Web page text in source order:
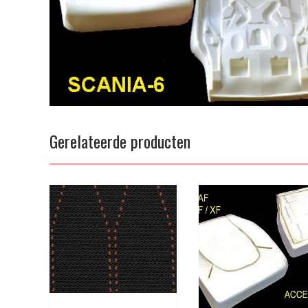
Gerelateerde producten